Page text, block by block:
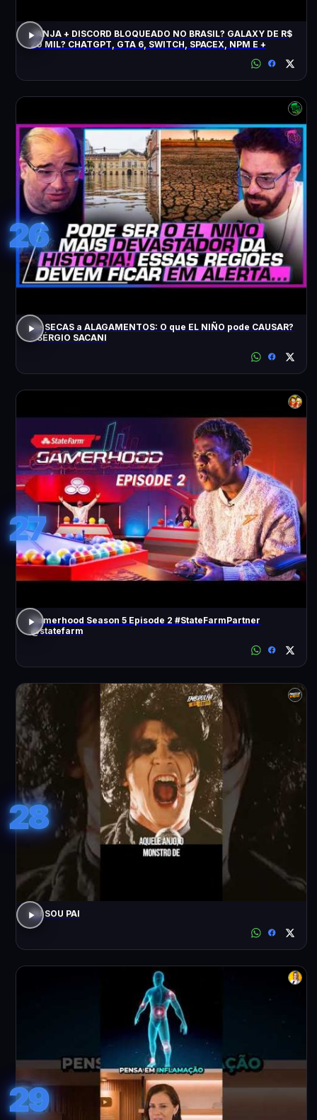
JANJA + DISCORD BLOQUEADO NO BRASIL? GALAXY DE R$
20 MIL? CHATGPT, GTA 6, SWITCH, SPACEX, NPM E +
26
De SECAS a ALAGAMENTOS: O que EL NIÑO pode CAUSAR?
- SÉRGIO SACANI
27
Gamerhood Season 5 Episode 2 #StateFarmPartner
@statefarm
28
EU SOU PAI
29